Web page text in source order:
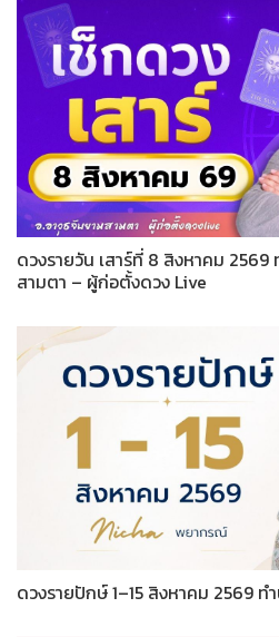
ดวงรายวัน เสาร์ที่ 8 สิงหาคม 2569
สามตา – ผู้ก่อตั้งดวง Live
ดวงรายปักษ์ 1–15 สิงหาคม 2569